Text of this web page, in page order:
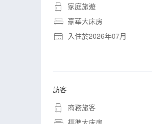
家庭旅遊
豪華大床房
入住於2026年07月
訪客
商務旅客
標準大床房